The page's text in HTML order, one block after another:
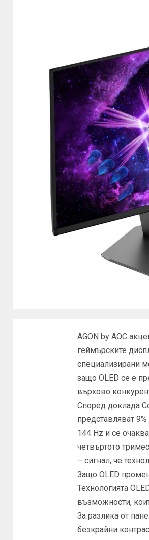
AGON by AOC
геймърските
специализирани
защо OLED се е
върхово
Според доклада
представляват
144 Hz и се
четвъртото
– сигнал, че
Защо OLED
Технологията
възможности,
За разлика от
безкрайни